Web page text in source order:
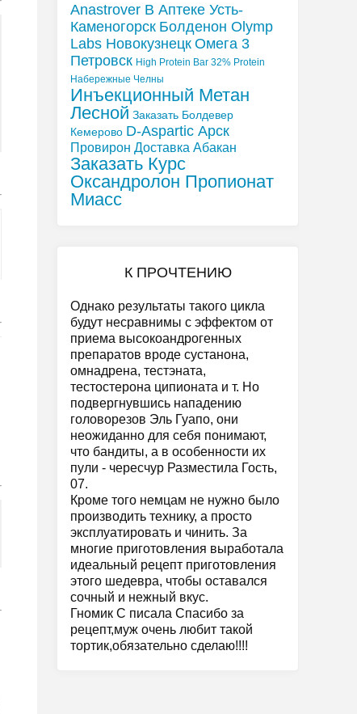
Anastrover В Аптеке Усть-
Каменогорск Болденон Olymp
Labs Новокузнецк Омега 3
Петровск High Protein Bar 32% Protein
Набережные Челны
Инъекционный Метан
Лесной Заказать Болдевер
Кемерово D-Aspartic Арск
Провирон Доставка Абакан
Заказать Курс
Оксандролон Пропионат
Миасс
К ПРОЧТЕНИЮ
Однако результаты такого цикла
будут несравнимы с эффектом от
приема высокоандрогенных
препаратов вроде сустанона,
омнадрена, тестэната,
тестостерона ципионата и т. Но
подвергнувшись нападению
головорезов Эль Гуапо, они
неожиданно для себя понимают,
что бандиты, а в особенности их
пули - чересчур Разместила Гость,
07.
Кроме того немцам не нужно было
производить технику, а просто
эксплуатировать и чинить. За
многие приготовления выработала
идеальный рецепт приготовления
этого шедевра, чтобы оставался
сочный и нежный вкус.
Гномик С писала Спасибо за
рецепт,муж очень любит такой
тортик,обязательно сделаю!!!!